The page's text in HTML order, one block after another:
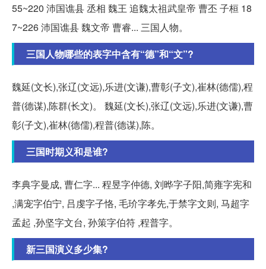
55~220 沛国谯县 丞相 魏王 追魏太祖武皇帝 曹丕 子桓 18
7~226 沛国谯县 魏文帝 曹睿... 三国人物。
三国人物哪些的表字中含有“德”和“文”?
魏延(文长),张辽(文远),乐进(文谦),曹彰(子文),崔林(德儒),程
普(德谋),陈群(长文)。 魏延(文长),张辽(文远),乐进(文谦),曹
彰(子文),崔林(德儒),程普(德谋),陈。
三国时期义和是谁?
李典字曼成, 曹仁字... 程昱字仲德, 刘晔字子阳,简雍字宪和
,满宠字伯宁, 吕虔字子恪, 毛玠字孝先,于禁字文则, 马超字
孟起 ,孙坚字文台, 孙策字伯符 ,程普字。
新三国演义多少集?